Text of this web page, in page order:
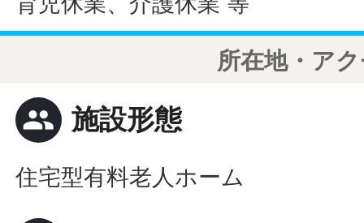
所在地・ア
people 施設形態
住宅型有料老人ホーム